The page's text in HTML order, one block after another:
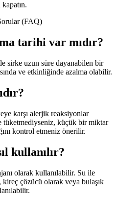
kapatın.
(FAQ)
tarihi var mıdır?
sirke uzun süre dayanabilen bir
ve etkinliğinde azalma olabilir.
karşı alerjik reaksiyonlar
tüketmediyseniz, küçük bir miktar
kontrol etmeniz önerilir.
kullanılır?
olarak kullanılabilir. Su ile
çözücü olarak veya bulaşık